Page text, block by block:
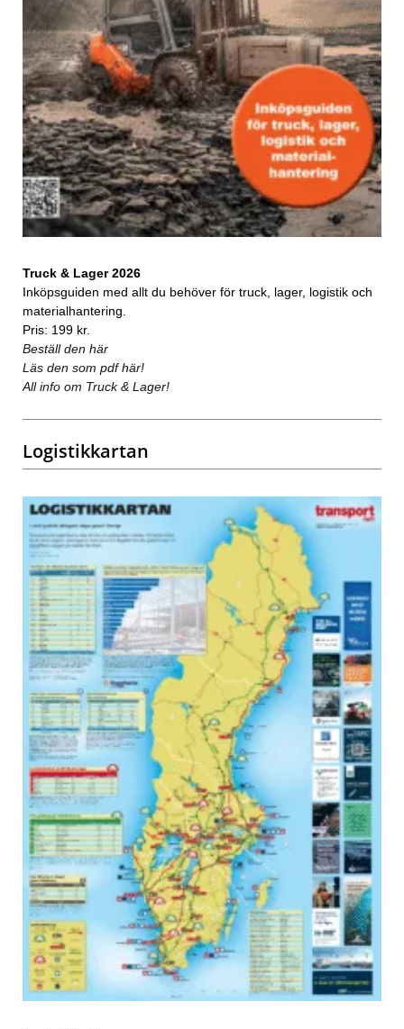
Truck & Lager 2026
Inköpsguiden med allt du behöver för truck, lager, logistik och
materialhantering.
Pris: 199 kr.
Beställ den här
Läs den som pdf här!
All info om Truck & Lager!
Logistikkartan